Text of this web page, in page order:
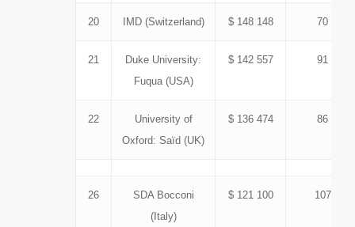
20 IMD (Switzerland) $ 148 148 70
21
Duke University:
Fuqua (USA)
$ 142 557 91
22
University of
Oxford: Saïd (UK)
$ 136 474 86
26
SDA Bocconi
(Italy)
$ 121 100 107